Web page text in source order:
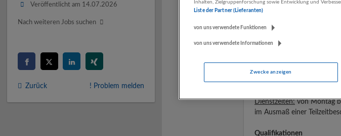
Beschäftigten
sichere Gefühl der
Sicherstellung von
Einleitung von
Dienstzeiten:von Montag
im Ausmaß einer
Qualifikationen
Veröffentlicht am 14.07.2026
Nach weiteren Jobs suchen
Zurück ! Problem melden
Inhalten, Zielgruppenforschung sowie Entwicklung und
Liste der Partner (Lieferanten)
von uns verwendete Funktionen
von uns verwendete Informationen
Zwecke anzeigen